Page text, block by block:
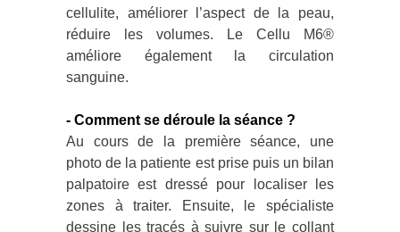
cellulite, améliorer l’aspect de la peau,
réduire les volumes. Le Cellu M6®
améliore également la circulation
sanguine.
- Comment se déroule la séance ?
Au cours de la première séance, une
photo de la patiente est prise puis un bilan
palpatoire est dressé pour localiser les
zones à traiter. Ensuite, le spécialiste
dessine les tracés à suivre sur le collant